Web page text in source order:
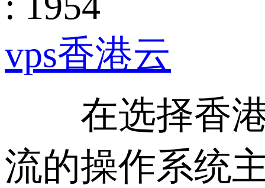
vps香港云
在选择香港
流的操作系统